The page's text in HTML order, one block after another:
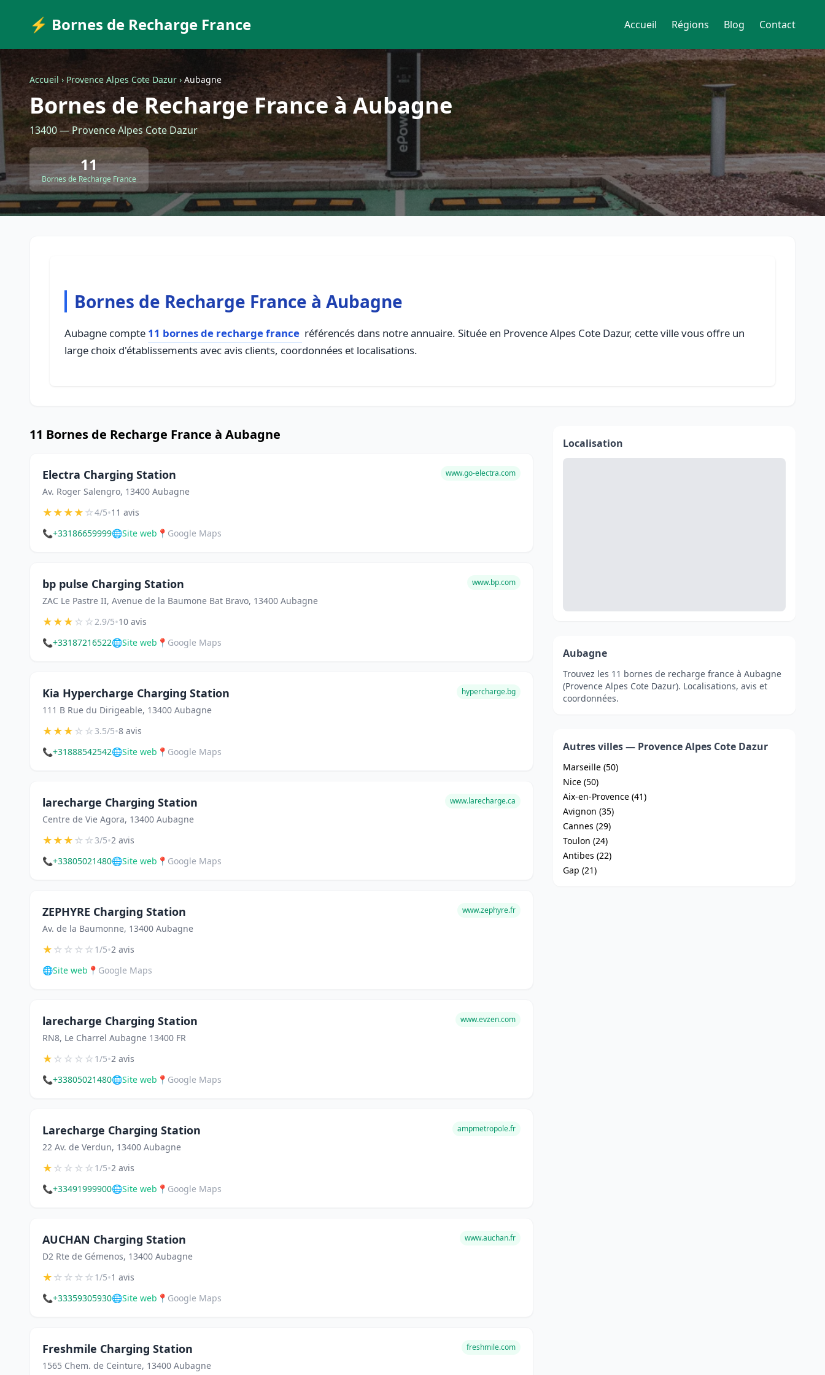
⚡ Bornes de Recharge France Accueil Régions Blog Contact
Accueil › Provence Alpes Cote Dazur › Aubagne
Bornes de Recharge France à Aubagne
13400 — Provence Alpes Cote Dazur
11
Bornes de Recharge France
Bornes de Recharge France à Aubagne
Aubagne compte 11 bornes de recharge france référencés dans notre annuaire. Située en Provence Alpes Cote Dazur, cette ville vous offre un
large choix d'établissements avec avis clients, coordonnées et localisations.
11 Bornes de Recharge France à Aubagne
Electra Charging Station
Av. Roger Salengro, 13400 Aubagne
www.go-electra.com
★★★★☆4/5•11 avis
📞+33186659999🌐Site web 📍 Google Maps
bp pulse Charging Station
ZAC Le Pastre II, Avenue de la Baumone Bat Bravo, 13400 Aubagne
www.bp.com
★★★☆☆2.9/5•10 avis
📞+33187216522🌐Site web 📍 Google Maps
Kia Hypercharge Charging Station
111 B Rue du Dirigeable, 13400 Aubagne
hypercharge.bg
★★★☆☆3.5/5•8 avis
📞+31888542542🌐Site web 📍 Google Maps
larecharge Charging Station
Centre de Vie Agora, 13400 Aubagne
www.larecharge.ca
★★★☆☆3/5•2 avis
📞+33805021480🌐Site web 📍 Google Maps
ZEPHYRE Charging Station
Av. de la Baumonne, 13400 Aubagne
www.zephyre.fr
★☆☆☆☆1/5•2 avis
🌐Site web 📍 Google Maps
larecharge Charging Station
RN8, Le Charrel Aubagne 13400 FR
www.evzen.com
★☆☆☆☆1/5•2 avis
📞+33805021480🌐Site web 📍 Google Maps
Larecharge Charging Station
22 Av. de Verdun, 13400 Aubagne
ampmetropole.fr
★☆☆☆☆1/5•2 avis
📞+33491999900🌐Site web 📍 Google Maps
AUCHAN Charging Station
D2 Rte de Gémenos, 13400 Aubagne
www.auchan.fr
★☆☆☆☆1/5•1 avis
📞+33359305930🌐Site web 📍 Google Maps
Freshmile Charging Station
1565 Chem. de Ceinture, 13400 Aubagne
freshmile.com
Localisation
Aubagne
Trouvez les 11 bornes de recharge france à Aubagne
(Provence Alpes Cote Dazur). Localisations, avis et
coordonnées.
Autres villes — Provence Alpes Cote Dazur
Marseille (50)
Nice (50)
Aix-en-Provence (41)
Avignon (35)
Cannes (29)
Toulon (24)
Antibes (22)
Gap (21)